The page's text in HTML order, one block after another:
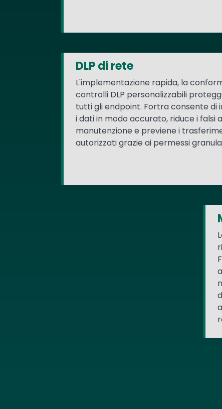
DLP di rete
L'implementazione rapida, la
controlli DLP personalizzabili
tutti gli endpoint. Fortra consente di
i dati in modo accurato, riduce i falsi
manutenzione e previene i
autorizzati grazie ai permessi